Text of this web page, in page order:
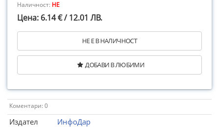
Наличност: НЕ
Цена: 6.14 € / 12.01 ЛВ.
НЕ Е В НАЛИЧНОСТ
ДОБАВИ В ЛЮБИМИ
Коментари: 0
Издател
ИнфоДар